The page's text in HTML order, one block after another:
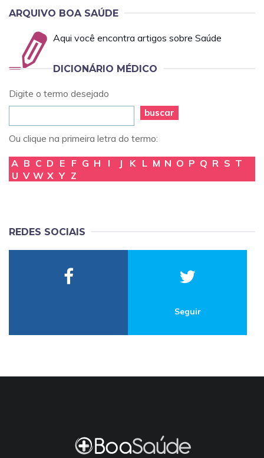
ARQUIVO BOA SAÚDE
Aqui você encontra artigos sobre Saúde
DICIONÁRIO MÉDICO
Digite o termo desejado
buscar
Ou clique na primeira letra do termo:
A B C D E F G H I J K L M N O P Q R S T
U V W X Y Z
REDES SOCIAIS
Seguir